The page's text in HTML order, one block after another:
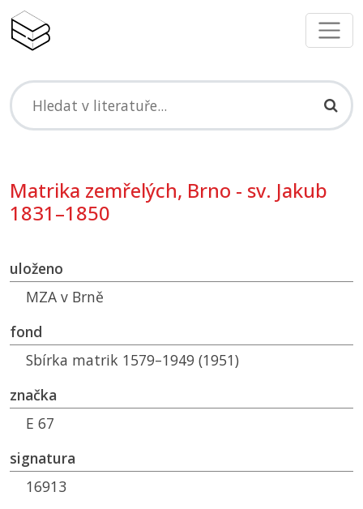
Matrika zemřelých, Brno - sv. Jakub
1831–1850
uloženo
MZA v Brně
fond
Sbírka matrik 1579–1949 (1951)
značka
E 67
signatura
16913